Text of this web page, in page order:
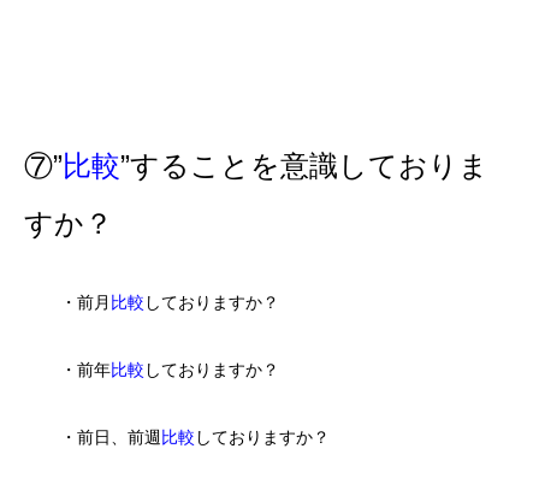
⑦”比較”することを意識しておりま
すか？
・前月 比較 しておりますか？
・前年比較 しておりますか？
・前日、前週 比較 しておりますか？